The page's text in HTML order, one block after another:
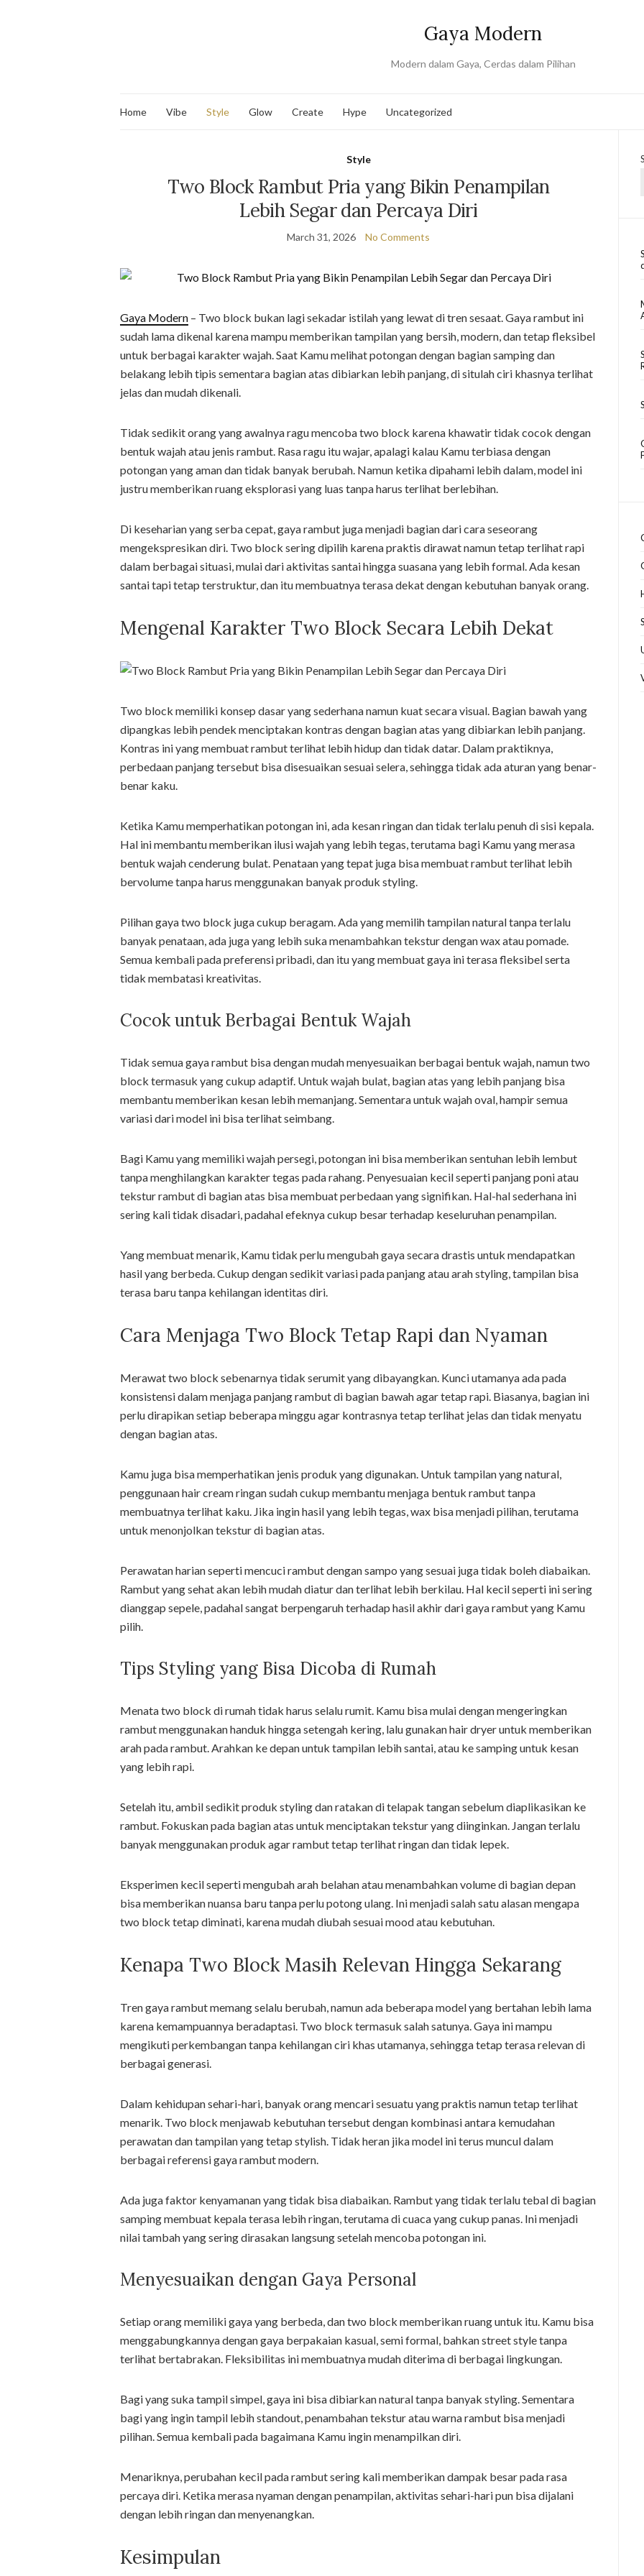
Gaya Modern
Modern dalam Gaya, Cerdas dalam Pilihan
Home Vibe Style Glow Create Hype Uncategorized
Style
Two Block Rambut Pria yang Bikin Penampilan
Lebih Segar dan Percaya Diri
March 31, 2026 No Comments
Gaya Modern – Two block bukan lagi sekadar istilah yang lewat di tren sesaat. Gaya rambut ini
sudah lama dikenal karena mampu memberikan tampilan yang bersih, modern, dan tetap fleksibel
untuk berbagai karakter wajah. Saat Kamu melihat potongan dengan bagian samping dan
belakang lebih tipis sementara bagian atas dibiarkan lebih panjang, di situlah ciri khasnya terlihat
jelas dan mudah dikenali.
Tidak sedikit orang yang awalnya ragu mencoba two block karena khawatir tidak cocok dengan
bentuk wajah atau jenis rambut. Rasa ragu itu wajar, apalagi kalau Kamu terbiasa dengan
potongan yang aman dan tidak banyak berubah. Namun ketika dipahami lebih dalam, model ini
justru memberikan ruang eksplorasi yang luas tanpa harus terlihat berlebihan.
Di keseharian yang serba cepat, gaya rambut juga menjadi bagian dari cara seseorang
mengekspresikan diri. Two block sering dipilih karena praktis dirawat namun tetap terlihat rapi
dalam berbagai situasi, mulai dari aktivitas santai hingga suasana yang lebih formal. Ada kesan
santai tapi tetap terstruktur, dan itu membuatnya terasa dekat dengan kebutuhan banyak orang.
Mengenal Karakter Two Block Secara Lebih Dekat
Two block memiliki konsep dasar yang sederhana namun kuat secara visual. Bagian bawah yang
dipangkas lebih pendek menciptakan kontras dengan bagian atas yang dibiarkan lebih panjang.
Kontras ini yang membuat rambut terlihat lebih hidup dan tidak datar. Dalam praktiknya,
perbedaan panjang tersebut bisa disesuaikan sesuai selera, sehingga tidak ada aturan yang benar-
benar kaku.
Ketika Kamu memperhatikan potongan ini, ada kesan ringan dan tidak terlalu penuh di sisi kepala.
Hal ini membantu memberikan ilusi wajah yang lebih tegas, terutama bagi Kamu yang merasa
bentuk wajah cenderung bulat. Penataan yang tepat juga bisa membuat rambut terlihat lebih
bervolume tanpa harus menggunakan banyak produk styling.
Pilihan gaya two block juga cukup beragam. Ada yang memilih tampilan natural tanpa terlalu
banyak penataan, ada juga yang lebih suka menambahkan tekstur dengan wax atau pomade.
Semua kembali pada preferensi pribadi, dan itu yang membuat gaya ini terasa fleksibel serta
tidak membatasi kreativitas.
Cocok untuk Berbagai Bentuk Wajah
Tidak semua gaya rambut bisa dengan mudah menyesuaikan berbagai bentuk wajah, namun two
block termasuk yang cukup adaptif. Untuk wajah bulat, bagian atas yang lebih panjang bisa
membantu memberikan kesan lebih memanjang. Sementara untuk wajah oval, hampir semua
variasi dari model ini bisa terlihat seimbang.
Bagi Kamu yang memiliki wajah persegi, potongan ini bisa memberikan sentuhan lebih lembut
tanpa menghilangkan karakter tegas pada rahang. Penyesuaian kecil seperti panjang poni atau
tekstur rambut di bagian atas bisa membuat perbedaan yang signifikan. Hal-hal sederhana ini
sering kali tidak disadari, padahal efeknya cukup besar terhadap keseluruhan penampilan.
Yang membuat menarik, Kamu tidak perlu mengubah gaya secara drastis untuk mendapatkan
hasil yang berbeda. Cukup dengan sedikit variasi pada panjang atau arah styling, tampilan bisa
terasa baru tanpa kehilangan identitas diri.
Cara Menjaga Two Block Tetap Rapi dan Nyaman
Merawat two block sebenarnya tidak serumit yang dibayangkan. Kunci utamanya ada pada
konsistensi dalam menjaga panjang rambut di bagian bawah agar tetap rapi. Biasanya, bagian ini
perlu dirapikan setiap beberapa minggu agar kontrasnya tetap terlihat jelas dan tidak menyatu
dengan bagian atas.
Kamu juga bisa memperhatikan jenis produk yang digunakan. Untuk tampilan yang natural,
penggunaan hair cream ringan sudah cukup membantu menjaga bentuk rambut tanpa
membuatnya terlihat kaku. Jika ingin hasil yang lebih tegas, wax bisa menjadi pilihan, terutama
untuk menonjolkan tekstur di bagian atas.
Perawatan harian seperti mencuci rambut dengan sampo yang sesuai juga tidak boleh diabaikan.
Rambut yang sehat akan lebih mudah diatur dan terlihat lebih berkilau. Hal kecil seperti ini sering
dianggap sepele, padahal sangat berpengaruh terhadap hasil akhir dari gaya rambut yang Kamu
pilih.
Tips Styling yang Bisa Dicoba di Rumah
Menata two block di rumah tidak harus selalu rumit. Kamu bisa mulai dengan mengeringkan
rambut menggunakan handuk hingga setengah kering, lalu gunakan hair dryer untuk memberikan
arah pada rambut. Arahkan ke depan untuk tampilan lebih santai, atau ke samping untuk kesan
yang lebih rapi.
Setelah itu, ambil sedikit produk styling dan ratakan di telapak tangan sebelum diaplikasikan ke
rambut. Fokuskan pada bagian atas untuk menciptakan tekstur yang diinginkan. Jangan terlalu
banyak menggunakan produk agar rambut tetap terlihat ringan dan tidak lepek.
Eksperimen kecil seperti mengubah arah belahan atau menambahkan volume di bagian depan
bisa memberikan nuansa baru tanpa perlu potong ulang. Ini menjadi salah satu alasan mengapa
two block tetap diminati, karena mudah diubah sesuai mood atau kebutuhan.
Kenapa Two Block Masih Relevan Hingga Sekarang
Tren gaya rambut memang selalu berubah, namun ada beberapa model yang bertahan lebih lama
karena kemampuannya beradaptasi. Two block termasuk salah satunya. Gaya ini mampu
mengikuti perkembangan tanpa kehilangan ciri khas utamanya, sehingga tetap terasa relevan di
berbagai generasi.
Dalam kehidupan sehari-hari, banyak orang mencari sesuatu yang praktis namun tetap terlihat
menarik. Two block menjawab kebutuhan tersebut dengan kombinasi antara kemudahan
perawatan dan tampilan yang tetap stylish. Tidak heran jika model ini terus muncul dalam
berbagai referensi gaya rambut modern.
Ada juga faktor kenyamanan yang tidak bisa diabaikan. Rambut yang tidak terlalu tebal di bagian
samping membuat kepala terasa lebih ringan, terutama di cuaca yang cukup panas. Ini menjadi
nilai tambah yang sering dirasakan langsung setelah mencoba potongan ini.
Menyesuaikan dengan Gaya Personal
Setiap orang memiliki gaya yang berbeda, dan two block memberikan ruang untuk itu. Kamu bisa
menggabungkannya dengan gaya berpakaian kasual, semi formal, bahkan street style tanpa
terlihat bertabrakan. Fleksibilitas ini membuatnya mudah diterima di berbagai lingkungan.
Bagi yang suka tampil simpel, gaya ini bisa dibiarkan natural tanpa banyak styling. Sementara
bagi yang ingin tampil lebih standout, penambahan tekstur atau warna rambut bisa menjadi
pilihan. Semua kembali pada bagaimana Kamu ingin menampilkan diri.
Menariknya, perubahan kecil pada rambut sering kali memberikan dampak besar pada rasa
percaya diri. Ketika merasa nyaman dengan penampilan, aktivitas sehari-hari pun bisa dijalani
dengan lebih ringan dan menyenangkan.
Kesimpulan